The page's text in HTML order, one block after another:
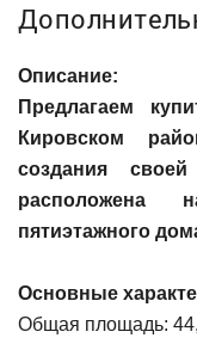
Описание:
Предлагаем
Кировском
создания
расположена
пятиэтажного
Основные
Общая площадь: